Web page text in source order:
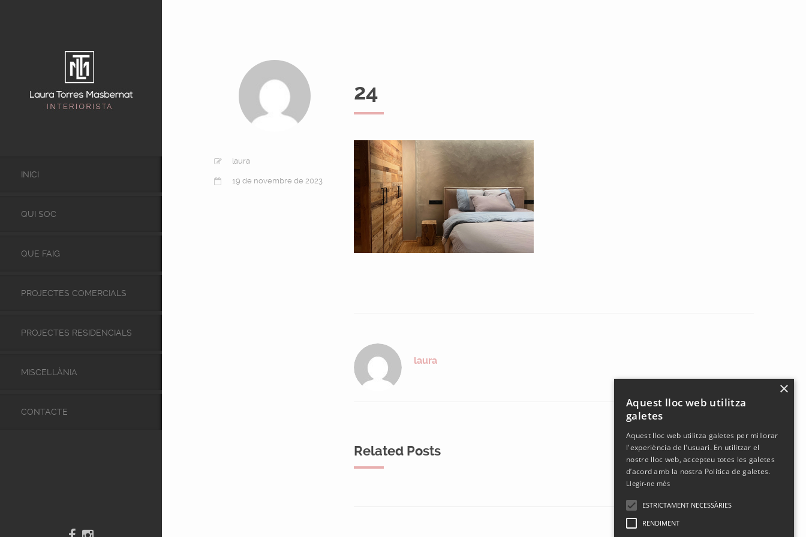
INICI
QUI SOC
QUE FAIG
PROJECTES COMERCIALS
PROJECTES RESIDENCIALS
MISCEL·LÀNIA
CONTACTE
laura
19 de novembre de 2023
24
laura
Related Posts
×
Aquest lloc web utilitza
galetes
Aquest lloc web utilitza galetes per millorar
l'experiència de l'usuari. En utilitzar el
nostre lloc web, accepteu totes les galetes
d’acord amb la nostra Política de galetes.
Llegir-ne més
ESTRICTAMENT NECESSÀRIES
RENDIMENT